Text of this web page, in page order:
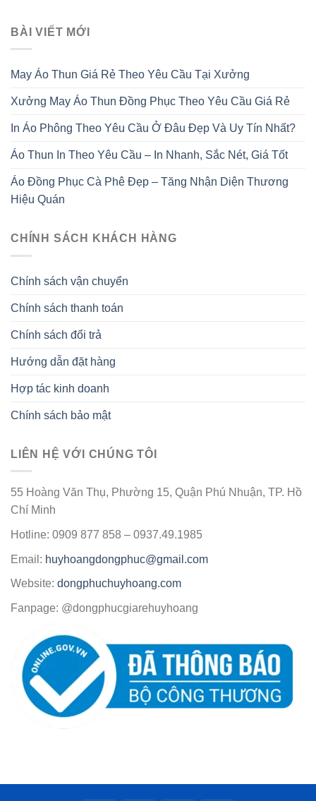
BÀI VIẾT MỚI
May Áo Thun Giá Rẻ Theo Yêu Cầu Tại Xưởng
Xưởng May Áo Thun Đồng Phục Theo Yêu Cầu Giá Rẻ
In Áo Phông Theo Yêu Cầu Ở Đâu Đẹp Và Uy Tín Nhất?
Áo Thun In Theo Yêu Cầu – In Nhanh, Sắc Nét, Giá Tốt
Áo Đồng Phục Cà Phê Đẹp – Tăng Nhận Diện Thương
Hiệu Quán
CHÍNH SÁCH KHÁCH HÀNG
Chính sách vận chuyển
Chính sách thanh toán
Chính sách đổi trả
Hướng dẫn đặt hàng
Hợp tác kinh doanh
Chính sách bảo mật
LIÊN HỆ VỚI CHÚNG TÔI
55 Hoàng Văn Thụ, Phường 15, Quận Phú Nhuận, TP. Hồ
Chí Minh
Hotline: 0909 877 858 – 0937.49.1985
Email: huyhoangdongphuc@gmail.com
Website: dongphuchuyhoang.com
Fanpage: @dongphucgiarehuyhoang